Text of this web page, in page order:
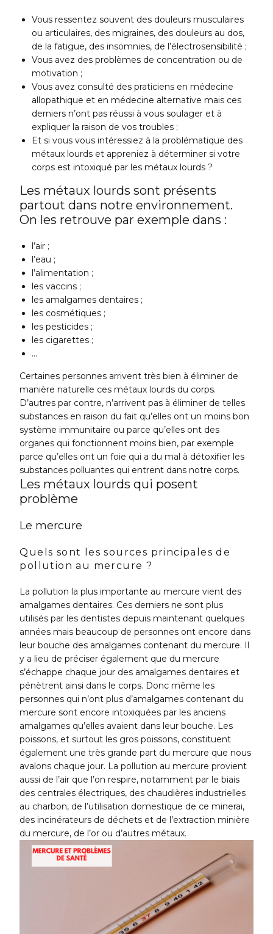
Vous ressentez souvent des douleurs musculaires
ou articulaires, des migraines, des douleurs au dos,
de la fatigue, des insomnies, de l’électrosensibilité ;
Vous avez des problèmes de concentration ou de
motivation ;
Vous avez consulté des praticiens en médecine
allopathique et en médecine alternative mais ces
derniers n’ont pas réussi à vous soulager et à
expliquer la raison de vos troubles ;
Et si vous vous intéressiez à la problématique des
métaux lourds et appreniez à déterminer si votre
corps est intoxiqué par les métaux lourds ?
Les métaux lourds sont présents
partout dans notre environnement.
On les retrouve par exemple dans :
l’air ;
l’eau ;
l’alimentation ;
les vaccins ;
les amalgames dentaires ;
les cosmétiques ;
les pesticides ;
les cigarettes ;
…
Certaines personnes arrivent très bien à éliminer de
manière naturelle ces métaux lourds du corps.
D’autres par contre, n’arrivent pas à éliminer de telles
substances en raison du fait qu’elles ont un moins bon
système immunitaire ou parce qu’elles ont des
organes qui fonctionnent moins bien, par exemple
parce qu’elles ont un foie qui a du mal à détoxifier les
substances polluantes qui entrent dans notre corps.
Les métaux lourds qui posent
problème
Le mercure
Quels sont les sources principales de
pollution au mercure ?
La pollution la plus importante au mercure vient des
amalgames dentaires. Ces derniers ne sont plus
utilisés par les dentistes depuis maintenant quelques
années mais beaucoup de personnes ont encore dans
leur bouche des amalgames contenant du mercure. Il
y a lieu de préciser également que du mercure
s’échappe chaque jour des amalgames dentaires et
pénètrent ainsi dans le corps. Donc même les
personnes qui n’ont plus d’amalgames contenant du
mercure sont encore intoxiquées par les anciens
amalgames qu’elles avaient dans leur bouche. Les
poissons, et surtout les gros poissons, constituent
également une très grande part du mercure que nous
avalons chaque jour. La pollution au mercure provient
aussi de l’air que l’on respire, notamment par le biais
des centrales électriques, des chaudières industrielles
au charbon, de l’utilisation domestique de ce minerai,
des incinérateurs de déchets et de l’extraction minière
du mercure, de l’or ou d’autres métaux.